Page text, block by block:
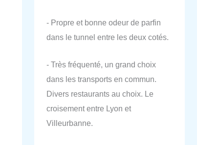
- Propre et bonne odeur de parfin
dans le tunnel entre les deux cotés.
- Très fréquenté, un grand choix
dans les transports en commun.
Divers restaurants au choix. Le
croisement entre Lyon et
Villeurbanne.